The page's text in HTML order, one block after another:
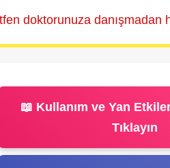
doktorunuza danışmadan
📖 Kullanım ve Yan
Tıklayın